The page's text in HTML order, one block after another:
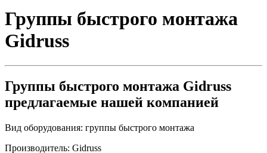
Группы быстрого монтажа
Gidruss
Группы быстрого монтажа Gidruss
предлагаемые нашей компанией
Вид оборудования: группы быстрого монтажа
Производитель: Gidruss